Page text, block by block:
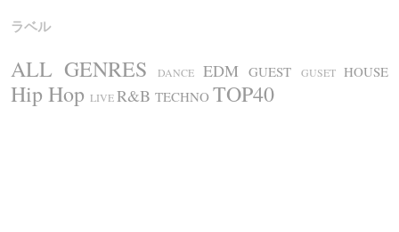
ラベル
ALL GENRES DANCE EDM GUEST GUSET HOUSE
Hip Hop LIVER&B TECHNO TOP40